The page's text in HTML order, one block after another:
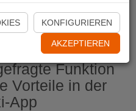
jetzt öffnen
Funktion
Vorteile in der
App
KONFIGURIEREN
AKZEPTIEREN